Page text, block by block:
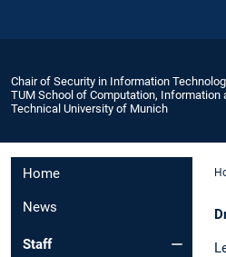
Chair of Security in Information
TUM School of Computation, Information
Technical University of Munich
Home
News
Staff